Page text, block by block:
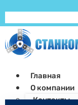
Главная
О компании
Контакты